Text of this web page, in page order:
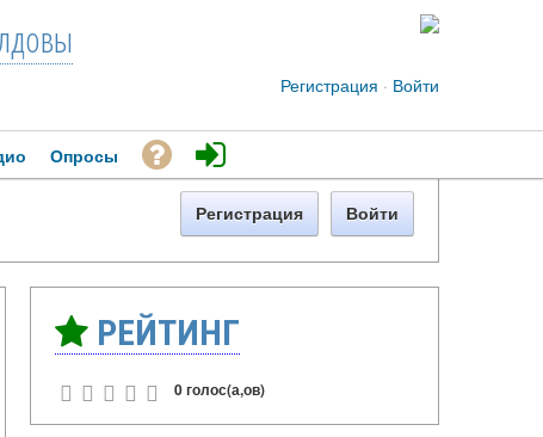
Регистрация · Войти
Опросы
Регистрация Войти
РЕЙТИНГ
0 голос(а,ов)